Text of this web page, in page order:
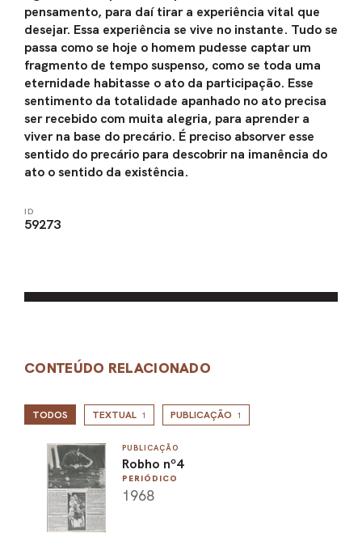
pensamento, para daí tirar a experiência vital que
desejar. Essa experiência se vive no instante. Tudo se
passa como se hoje o homem pudesse captar um
fragmento de tempo suspenso, como se toda uma
eternidade habitasse o ato da participação. Esse
sentimento da totalidade apanhado no ato precisa
ser recebido com muita alegria, para aprender a
viver na base do precário. É preciso absorver esse
sentido do precário para descobrir na imanência do
ato o sentido da existência.
ID
59273
CONTEÚDO RELACIONADO
TODOS TEXTUAL 1 PUBLICAÇÃO 1
PUBLICAÇÃO
Robho nº4
PERIÓDICO
1968